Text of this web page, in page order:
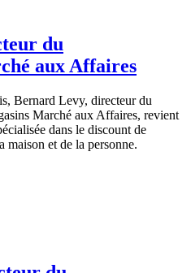
du
aux Affaires
Bernard Levy, directeur du
Marché aux Affaires, revient
dans le discount de
et de la personne.